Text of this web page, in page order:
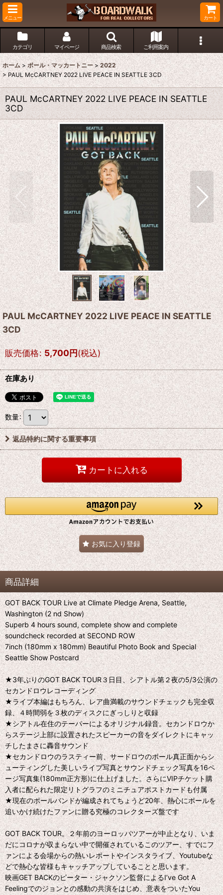
メニュー カート
カテゴリ マイページ 商品検索 ご利用案内
ホーム > ポール・マッカートニー > 2022
> PAUL McCARTNEY 2022 LIVE PEACE IN SEATTLE 3CD
PAUL McCARTNEY 2022 LIVE PEACE IN SEATTLE
3CD
PAUL McCARTNEY 2022 LIVE PEACE IN SEATTLE
3CD
販売価格: 5,700円(税込)
在庫あり
数量:
返品特約に関する重要事項
カートに入れる
お気に入り登録
商品詳細
GOT BACK TOUR Live at Climate Pledge Arena, Seattle,
Washington (2 nd Show)
Superb 4 hours sound, complete show and complete
soundcheck recorded at SECOND ROW
7inch (180mm x 180mm) Beautiful Photo Book and Special
Seattle Show Postcard
★3年ぶりのGOT BACK TOUR３日目、シアトル第２夜の5/3公演の
セカンドロウレコーディング
★ライブ本編はもちろん、レア曲満載のサウンドチェックも完全収
録、４時間弱を３枚のディスクにぎっしりと収録
★シアトル在住のテーパーによるオリジナル録音。セカンドロウか
らステージ上部に設置されたスピーカーの音をダイレクトにキャッ
チしたまさに轟音サウンド
★セカンドロウのラスティー前、サードロウのポール真正面からシ
ューティングした美しいライブ写真とサウンドチェック写真を16ペ
ージ写真集(180mm正方形)に仕上げました。さらにVIPチケット購
入者に配られた限定リトグラフのミニチュアポストカードも付属
★現在のポールバンドが編成されてちょうど20年、熱心にポールを
追いかけ続けたファンに贈る究極のコレクターズ盤です
GOT BACK TOUR。２年前のヨーロッパツアーが中止となり、いま
だにコロナが収まらない中で開催されているこのツアー、すでにフ
ァンによる会場からの熱いレポートやインスタライブ、Youtubeな
どで熱心な皆様もキャッチアップしていることと思います。
映画GET BACKのピーター・ジャクソン監督によるI’ve Got A
Feelingでのジョンとの感動の共演をはじめ、意表をついたYou